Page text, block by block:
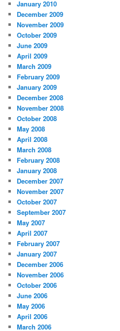
January 2010
December 2009
November 2009
October 2009
June 2009
April 2009
March 2009
February 2009
January 2009
December 2008
November 2008
October 2008
May 2008
April 2008
March 2008
February 2008
January 2008
December 2007
November 2007
October 2007
September 2007
May 2007
April 2007
February 2007
January 2007
December 2006
November 2006
October 2006
June 2006
May 2006
April 2006
March 2006